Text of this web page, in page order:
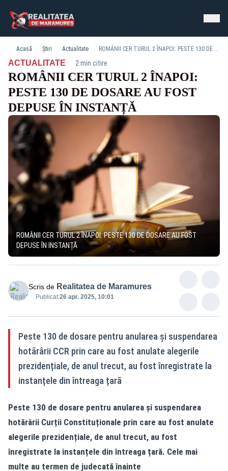
Acasă Știri Actualitate ROMÂNII CER TURUL 2 ÎNAPOI: PESTE 130 DE DOSARE AU FOST DEPUSE ÎN INSTANȚĂ
ACTUALITATE· 2 min citire
ROMÂNII CER TURUL 2 ÎNAPOI:
PESTE 130 DE DOSARE AU FOST
DEPUSE ÎN INSTANȚĂ
ROMÂNII CER TURUL 2 ÎNAPOI: PESTE 130 DE DOSARE AU FOST
DEPUSE ÎN INSTANȚĂ
Scris de Realitatea de Maramures
Publicat:26 apr. 2025, 10:01
Peste 130 de dosare pentru anularea și suspendarea
hotărârii CCR prin care au fost anulate alegerile
prezidențiale, de anul trecut, au fost înregistrate la
instanțele din întreaga țară
Peste 130 de dosare pentru anularea și suspendarea
hotărârii Curții Constituționale prin care au fost anulate
alegerile prezidențiale, de anul trecut, au fost
înregistrate la instanțele din întreaga țară. Cele mai
multe au termen de judecată înainte